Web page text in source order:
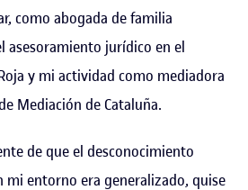
como abogada de familia
asesoramiento jurídico en el
y mi actividad como mediadora
Mediación de Cataluña.
de que el desconocimiento
mi entorno era generalizado, quise